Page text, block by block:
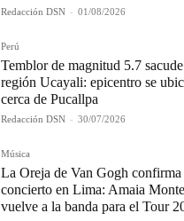
Redacción DSN - 01/08/2026
Perú
Temblor de magnitud 5.7
región Ucayali: epicentro se
cerca de Pucallpa
Redacción DSN - 30/07/2026
Música
La Oreja de Van Gogh confirma
concierto en Lima: Amaia
vuelve a la banda para el Tour